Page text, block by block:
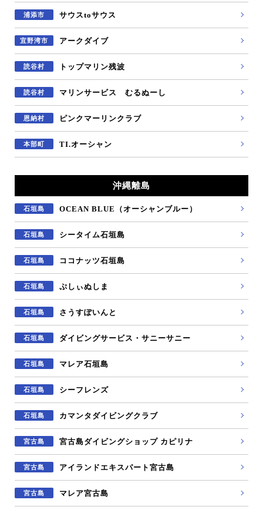
浦添市 サウスtoサウス
宜野湾市 アークダイブ
読谷村 トップマリン残波
読谷村 マリンサービス むるぬーし
恩納村 ピンクマーリンクラブ
本部町 TI.オーシャン
沖縄離島
石垣島 OCEAN BLUE（オーシャンブルー）
石垣島 シータイム石垣島
石垣島 ココナッツ石垣島
石垣島 ぷしぃぬしま
石垣島 さうすぽいんと
石垣島 ダイビングサービス・サニーサニー
石垣島 マレア石垣島
石垣島 シーフレンズ
石垣島 カマンタダイビングクラブ
宮古島 宮古島ダイビングショップ カピリナ
宮古島 アイランドエキスパート宮古島
宮古島 マレア宮古島